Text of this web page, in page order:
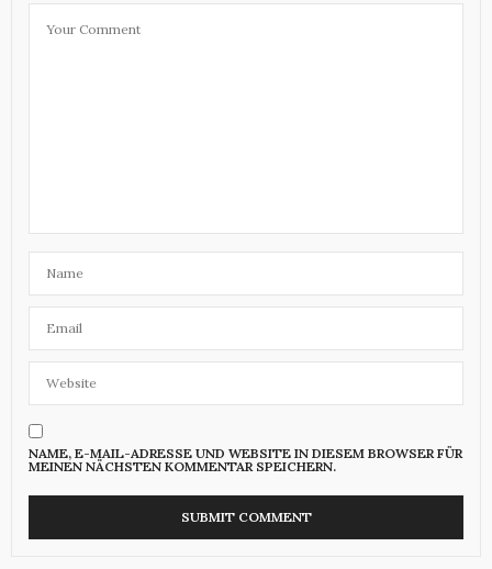
NAME, E-MAIL-ADRESSE UND WEBSITE IN DIESEM BROWSER FÜR
MEINEN NÄCHSTEN KOMMENTAR SPEICHERN.